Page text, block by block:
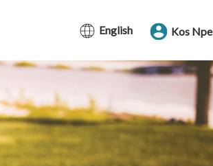
English Kos Npe